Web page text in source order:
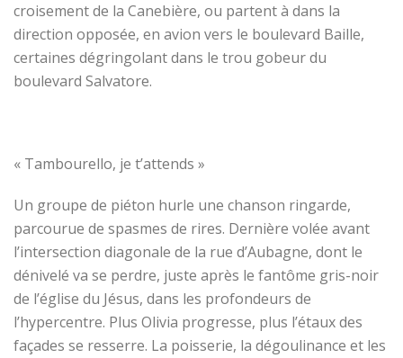
croisement de la Canebière, ou partent à dans la
direction opposée, en avion vers le boulevard Baille,
certaines dégringolant dans le trou gobeur du
boulevard Salvatore.
« Tambourello, je t’attends »
Un groupe de piéton hurle une chanson ringarde,
parcourue de spasmes de rires. Dernière volée avant
l’intersection diagonale de la rue d’Aubagne, dont le
dénivelé va se perdre, juste après le fantôme gris-noir
de l’église du Jésus, dans les profondeurs de
l’hypercentre. Plus Olivia progresse, plus l’étaux des
façades se resserre. La poisserie, la dégoulinance et les